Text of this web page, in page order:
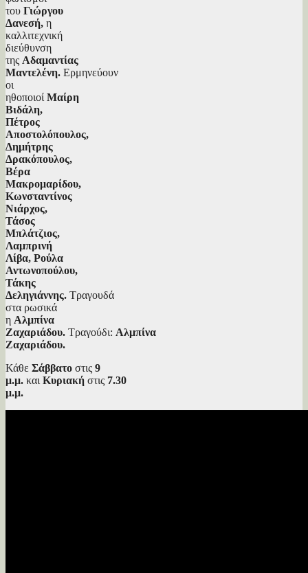
του Γιώργου
Δανεσή, η
καλλιτεχνική
διεύθυνση
της Αδαμαντίας
Μαντελένη. Ερμηνεύουν
οι
ηθοποιοί Μαίρη
Βιδάλη,
Πέτρος
Αποστολόπουλος,
Δημήτρης
Δρακόπουλος,
Βέρα
Μακρομαρίδου,
Κωνσταντίνος
Νιάρχος,
Τάσος
Μπλάτζιος,
Λαμπρινή
Λίβα, Ρούλα
Αντωνοπούλου,
Τάκης
Δεληγιάννης. Τραγουδά
στα ρωσικά
η Αλμπίνα
Ζαχαριάδου. Τραγούδι: Αλμπίνα
Ζαχαριάδου.
Κάθε Σάββατο στις 9
μ.μ. και Κυριακή στις 7.30
μ.μ.